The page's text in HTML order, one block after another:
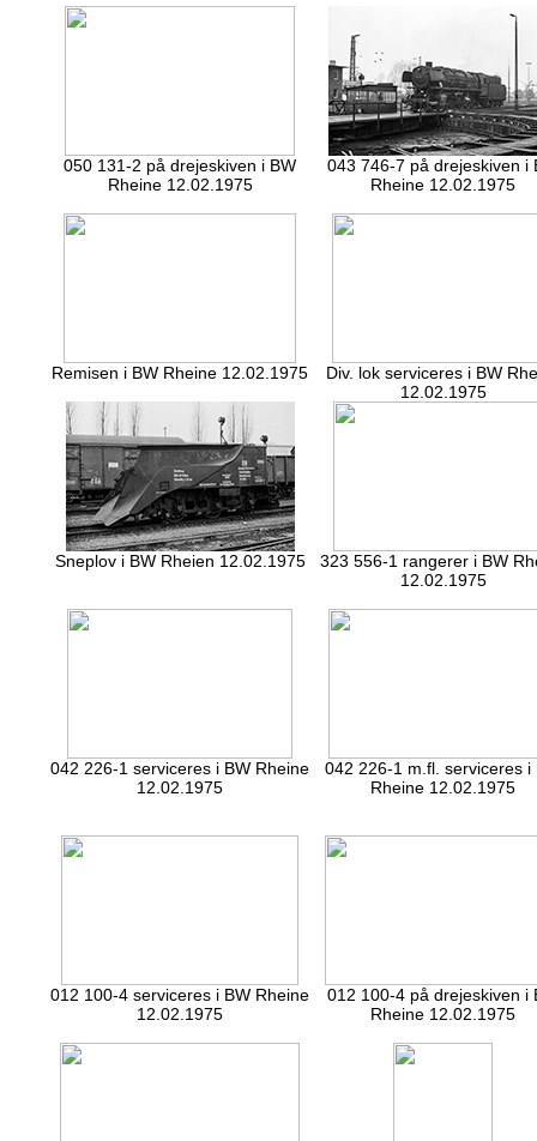
050 131-2 på drejeskiven i BW
Rheine 12.02.1975
043 746-7 på drejeskiven i
Rheine 12.02.1975
Remisen i BW Rheine 12.02.1975
Div. lok serviceres i BW
12.02.1975
Sneplov i BW Rheien 12.02.1975
323 556-1 rangerer i BW
12.02.1975
042 226-1 serviceres i BW Rheine
12.02.1975
042 226-1 m.fl. serviceres i
Rheine 12.02.1975
012 100-4 serviceres i BW Rheine
12.02.1975
012 100-4 på drejeskiven i
Rheine 12.02.1975